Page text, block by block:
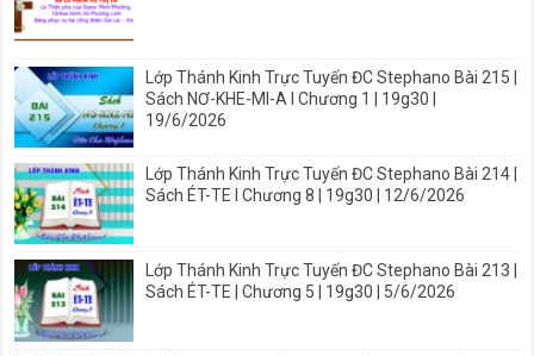
Lớp Thánh Kinh Trực Tuyến ĐC Stephano Bài 215 |
Sách NƠ-KHE-MI-A I Chương 1 | 19g30 |
19/6/2026
Lớp Thánh Kinh Trực Tuyến ĐC Stephano Bài 214 |
Sách ÉT-TE I Chương 8 | 19g30 | 12/6/2026
Lớp Thánh Kinh Trực Tuyến ĐC Stephano Bài 213 |
Sách ÉT-TE | Chương 5 | 19g30 | 5/6/2026